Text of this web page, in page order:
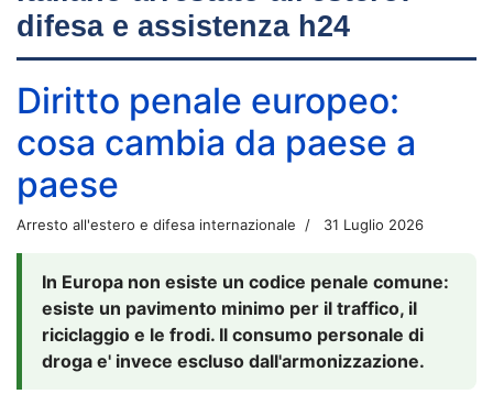
difesa e assistenza h24
Diritto penale europeo:
cosa cambia da paese a
paese
Arresto all'estero e difesa internazionale 31 Luglio 2026
In Europa non esiste un codice penale comune:
esiste un pavimento minimo per il traffico, il
riciclaggio e le frodi. Il consumo personale di
droga e' invece escluso dall'armonizzazione.